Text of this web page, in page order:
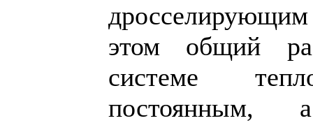
этом общий
системе
постоянным,